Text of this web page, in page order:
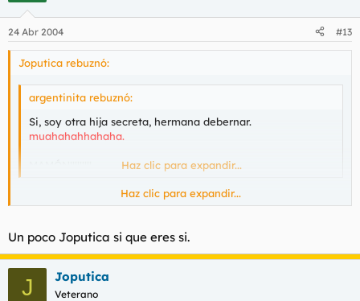
24 Abr 2004 #13
Joputica rebuznó:
argentinita rebuznó:
Si, soy otra hija secreta, hermana debernar.
muahahahhahaha.
Haz clic para expandir...
Lo sospechaba, eres muy parecida, pero por que te ries
inseguridad, y mas cuando no tienen gracia. En mi clase hay
un chico que nunca puede acabar de contar sus chistes porque
se ahoga de tanto reirse.. siemrpe tiene los mocos colgando el
puto Campins.
Haz clic para expandir...
Un poco Joputica si que eres si.
J Joputica
Veterano